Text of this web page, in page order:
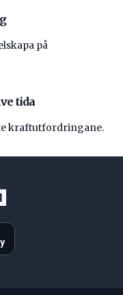
på
tida
kraftutfordringane.